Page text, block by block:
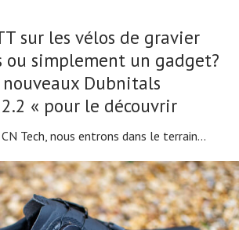
sur les vélos de gravier
ou simplement un gadget?
Dubnitals
« pour le découvrir
Tech, nous entrons dans le terrain...